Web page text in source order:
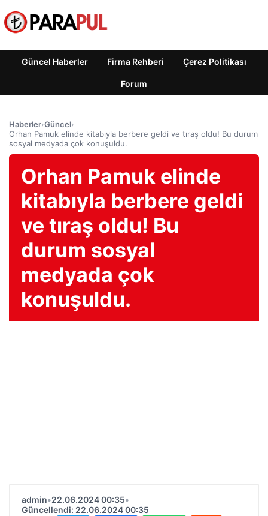
Güncel Haberler Firma Rehberi Çerez Politikası
Forum
Haberler›Güncel›
Orhan Pamuk elinde kitabıyla berbere geldi ve tıraş oldu! Bu durum
sosyal medyada çok konuşuldu.
Orhan Pamuk elinde
kitabıyla berbere geldi
ve tıraş oldu! Bu
durum sosyal
medyada çok
konuşuldu.
admin•22.06.2024 00:35•
Güncellendi: 22.06.2024 00:35